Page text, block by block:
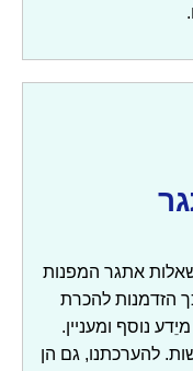
אתגר המפנות
הזדמנות להכרת
נוסף ומעניין.
להערכתנו, גם הן